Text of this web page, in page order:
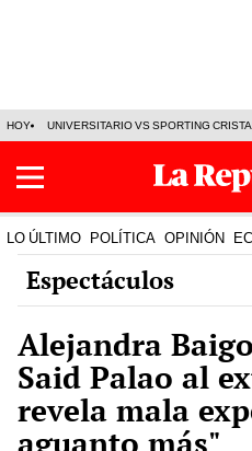
HOY UNIVERSITARIO VS SPORTING
LO ÚLTIMO POLÍTICA OPINIÓN
Espectáculos
Alejandra
Said Palao al
revela mala
aguanto más"